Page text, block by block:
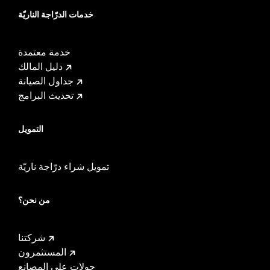
خدمات الدرّاجة الناريّة
خدمة معتمدة
دليل المالك
جداول الصيانة
تحديث البرامج
التمويل
تمويل شراء درّاجة ناريّة
من نحن؟
شركتنا
المستثمرون
جولات على المصانع